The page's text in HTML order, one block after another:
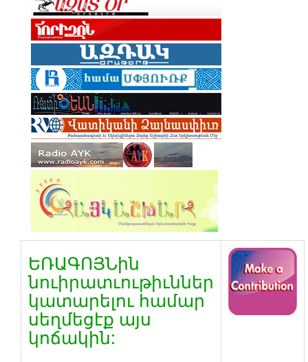
ԵՌԱԳՈՅՆին
նուիրատւութիւններ
կատարելու համար
սեղմեցէք այս
կոճակին: